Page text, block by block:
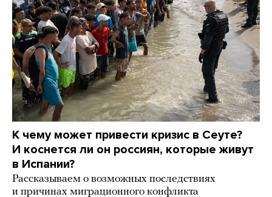
К чему может привести кризис в Сеуте?
И коснется ли он россиян, которые живут
в Испании?
Рассказываем о возможных последствиях
и причинах миграционного конфликта